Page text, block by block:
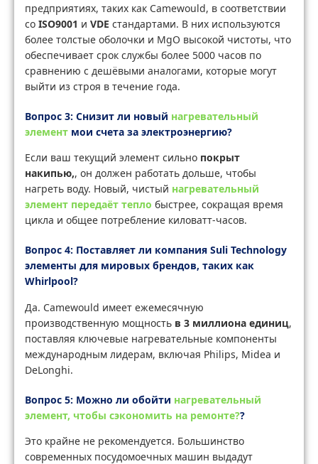
предприятиях, таких как Camewould, в соответствии
со ISO9001 и VDE стандартами. В них используются
более толстые оболочки и MgO высокой чистоты, что
обеспечивает срок службы более 5000 часов по
сравнению с дешёвыми аналогами, которые могут
выйти из строя в течение года.
Вопрос 3: Снизит ли новый нагревательный
элемент мои счета за электроэнергию?
Если ваш текущий элемент сильно покрыт
накипью,, он должен работать дольше, чтобы
нагреть воду. Новый, чистый нагревательный
элемент передаёт тепло быстрее, сокращая время
цикла и общее потребление киловатт-часов.
Вопрос 4: Поставляет ли компания Suli Technology
элементы для мировых брендов, таких как
Whirlpool?
Да. Camewould имеет ежемесячную
производственную мощность в 3 миллиона единиц,
поставляя ключевые нагревательные компоненты
международным лидерам, включая Philips, Midea и
DeLonghi.
Вопрос 5: Можно ли обойти нагревательный
элемент, чтобы сэкономить на ремонте??
Это крайне не рекомендуется. Большинство
современных посудомоечных машин выдадут